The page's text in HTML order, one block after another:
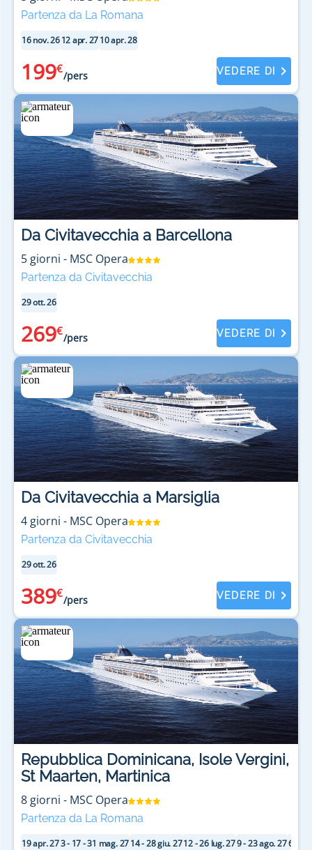
Partenza da La Romana
16 nov. 2612 apr. 2710 apr. 28
199€
/pers VEDERE DI
Da Civitavecchia a Barcellona
5 giorni - MSC Opera
Partenza da Civitavecchia
29 ott. 26
269€
/pers VEDERE DI
Da Civitavecchia a Marsiglia
4 giorni - MSC Opera
Partenza da Civitavecchia
29 ott. 26
389€
/pers VEDERE DI
Repubblica Dominicana, Isole Vergini,
St Maarten, Martinica
8 giorni - MSC Opera
Partenza da La Romana
19 apr. 273 - 17 - 31 mag. 2714 - 28 giu. 2712 - 26 lug. 279 - 23 ago. 276 - 20